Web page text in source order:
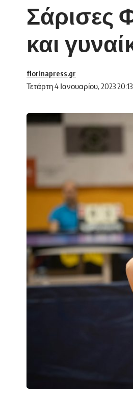
Σάρισες
και
Τετάρτη 4 Ιανουαρίου, 2023 20:13
florinapress.gr